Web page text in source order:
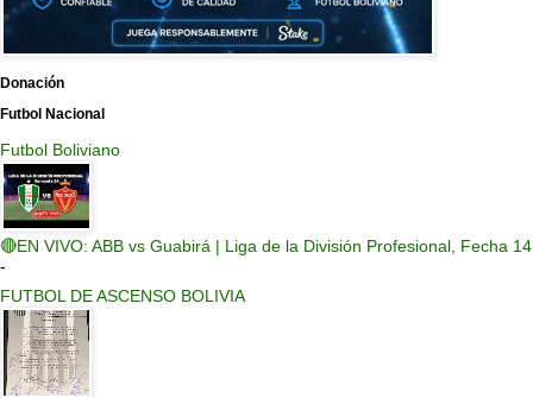
Donación
Futbol Nacional
Futbol Boliviano
🔴EN VIVO: ABB vs Guabirá | Liga de la División Profesional, Fecha 14
-
FUTBOL DE ASCENSO BOLIVIA